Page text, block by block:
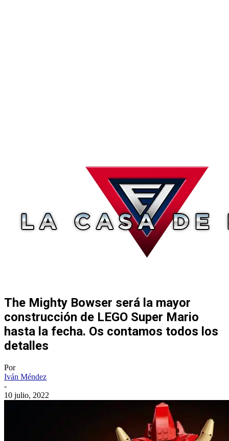
The Mighty Bowser será la mayor
construcción de LEGO Super Mario
hasta la fecha. Os contamos todos los
detalles
Por
Iván Méndez
-
10 julio, 2022